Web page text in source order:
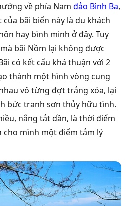
về phía Nam đảo Bình Ba,
bãi biển này là du khách
hay bình minh ở đây. Tuy
bãi Nồm lại không được
có kết cấu khá thuận với 2
thành một hình vòng cung
vô từng đợt trắng xóa, lại
bức tranh sơn thủy hữu tình.
nắng tắt dần, là thời điểm
cho mình một điểm tắm lý